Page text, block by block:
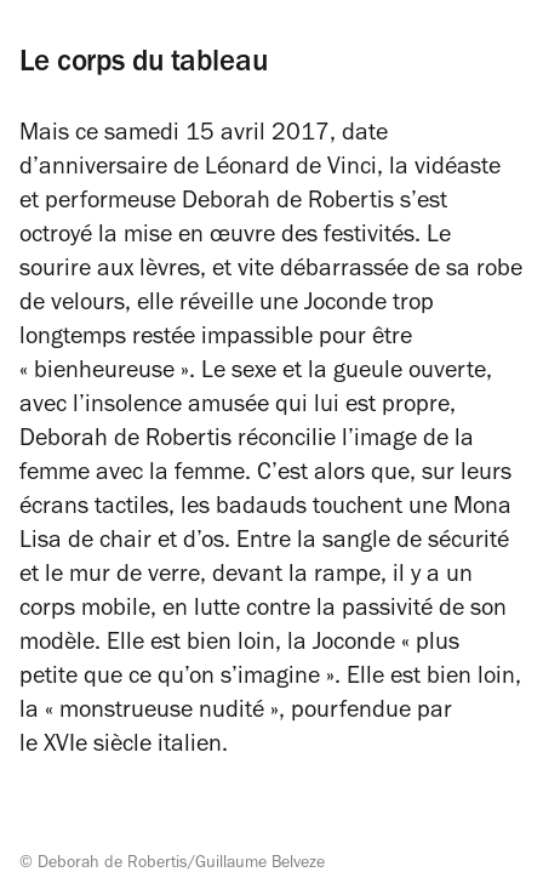
Le corps du tableau
Mais ce samedi 15 avril 2017, date
d’anniversaire de Léonard de Vinci, la vidéaste
et performeuse Deborah de Robertis s’est
octroyé la mise en œuvre des festivités. Le
sourire aux lèvres, et vite débarrassée de sa robe
de velours, elle réveille une Joconde trop
longtemps restée impassible pour être
« bienheureuse ». Le sexe et la gueule ouverte,
avec l’insolence amusée qui lui est propre,
Deborah de Robertis réconcilie l’image de la
femme avec la femme. C’est alors que, sur leurs
écrans tactiles, les badauds touchent une Mona
Lisa de chair et d’os. Entre la sangle de sécurité
et le mur de verre, devant la rampe, il y a un
corps mobile, en lutte contre la passivité de son
modèle. Elle est bien loin, la Joconde « plus
petite que ce qu’on s’imagine ». Elle est bien loin,
la « monstrueuse nudité », pourfendue par
le XVIe siècle italien.
© Deborah de Robertis/Guillaume Belveze